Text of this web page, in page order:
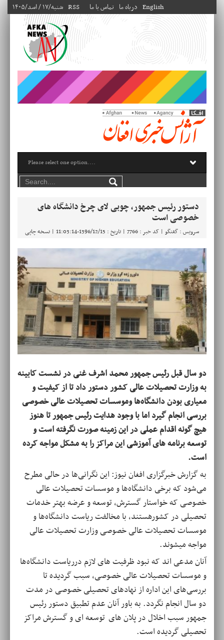
۱۴۰۵/شنبه/۱۷ / اسد RSS تماس با ما درباه ما English
دستور رئیس جمهور، چوبی لای چرخ دانشگاه های
خصوصی است
سرویس : گفتگو | کد خبر : 7766 | تاریخ : 1396/12/15-11:03:14 | نسخه چاپی
دو سال قبل رئیس جمهور محمد اشرف غنی در نشست کابینه
به وزارت تحصیلات عالی کشور دستور داد تا از کیفیت و
معیاری بودن دانشگاه‌ها وموسسات تحصیلات عالی خصوصی
بررسی انجام گیرد اما با وجود هدایت رئیس جمهور تا هنوز
هیچ گونه اقدام عملی در این زمینه صورت نگرفته است و
توسعه برنامه های آموزشی این مراکز را به مشکل مواجه کرده
است.
به گزارش خبرگزاری افغان نیوز: این نگرانی‌ها در حالی مطرح
می‌شود که برخی دانشگاه‌ها و موسسات تحصیلات عالی
خصوصی که خواستار گسترش، توسعه و عرضه بهتر خدمات
تحصیلی در کشورهستند، با مخالفت ریاست دانشگاه‌ها و
موسسات تحصیلات عالی خصوصی وزارت تحصیلات عالی
مواجه میشوند.
آنان مدعی اند که نبود ظرفیت های لازم درریاست دانشگاه‌ها
و موسسات تحصیلات عالی خصوصی، سبب گردیده تا
بررسی‌های این اداره از نهاد‌های تحصیلی خصوصی در مدت
دو سال انجام نگردد. به باور آنان عدم تطبیق دستور رئیس
جمهور سبب اخلال در پلان های توسعه ای و گسترش مراکز
تحصیلی گردیده است.